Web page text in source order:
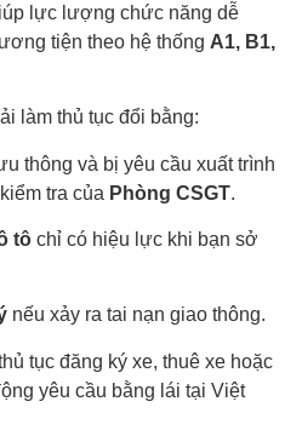
lực lượng chức năng dễ
tiện theo hệ thống A1, B1,
làm thủ tục đổi bằng:
thông và bị yêu cầu xuất trình
tra của Phòng CSGT.
tô chỉ có hiệu lực khi bạn sở
nếu xảy ra tai nạn giao thông.
tục đăng ký xe, thuê xe hoặc
yêu cầu bằng lái tại Việt